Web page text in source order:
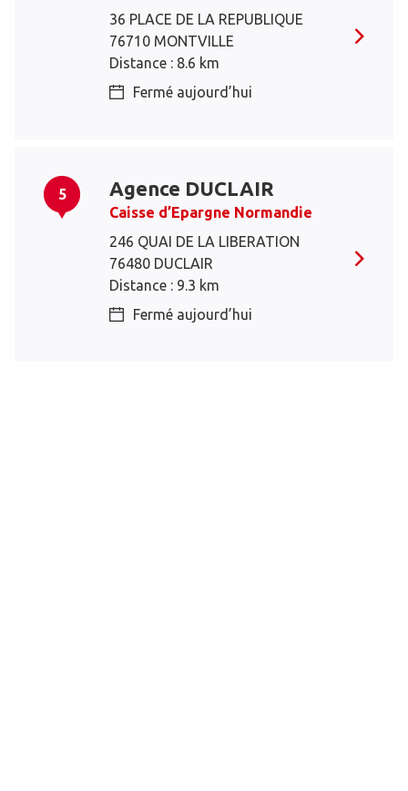
36 PLACE DE LA REPUBLIQUE
76710 MONTVILLE
Distance : 8.6 km
Fermé aujourd’hui
5 Agence DUCLAIR
Caisse d’Epargne Normandie
246 QUAI DE LA LIBERATION
76480 DUCLAIR
Distance : 9.3 km
Fermé aujourd’hui